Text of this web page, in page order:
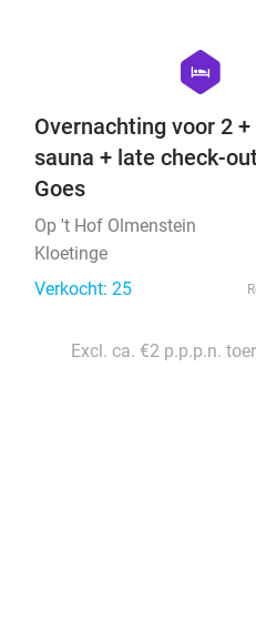
hexagon
hotel
Overnachting voor 2
sauna + late check-
Goes
Op 't Hof Olmenstein
Kloetinge
Verkocht: 25
Excl. ca. €2 p.p.p.n.